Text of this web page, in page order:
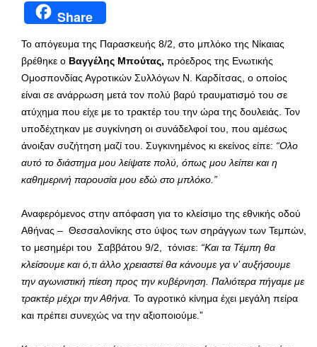
Share
Το απόγευμα της Παρασκευής 8/2, στο μπλόκο της Νίκαιας
βρέθηκε o Βαγγέλης Μπούτας, πρόεδρος της Ενωτικής
Ομοσπονδίας Αγροτικών Συλλόγων Ν. Καρδίτσας, ο οποίος
είναι σε ανάρρωση μετά τον πολύ βαρύ τραυματισμό του σε
ατύχημα που είχε με το τρακτέρ του την ώρα της δουλειάς. Τον
υποδέχτηκαν με συγκίνηση οι συνάδελφοί του, που αμέσως
άνοιξαν συζήτηση μαζί του. Συγκινημένος κι εκείνος είπε: “Ολο
αυτό το διάστημα μου λείψατε πολύ, όπως μου λείπει και η
καθημερινή παρουσία μου εδώ στο μπλόκο.”
Αναφερόμενος στην απόφαση για το κλείσιμο της εθνικής οδού
Αθήνας – Θεσσαλονίκης στο ύψος των σηράγγων των Τεμπών,
το μεσημέρι του Σαββάτου 9/2, τόνισε: “Και τα Τέμπη θα
κλείσουμε και ό,τι άλλο χρειαστεί θα κάνουμε γα ν’ αυξήσουμε
την αγωνιστική πίεση προς την κυβέρνηση. Παλιότερα πήγαμε με
τρακτέρ μέχρι την Αθήνα. Το αγροτικό κίνημα έχει μεγάλη πείρα
και πρέπει συνεχώς να την αξιοποιούμε.”